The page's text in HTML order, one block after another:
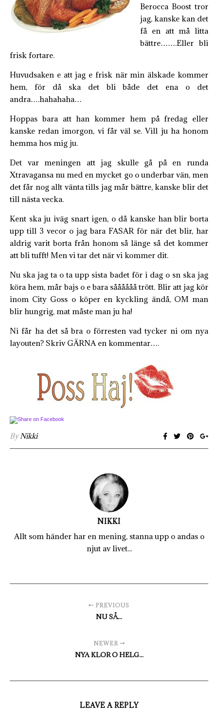
Berocca Boost tror
jag, kanske kan det
få en att må litta
bättre…….Eller bli
frisk fortare.
Huvudsaken e att jag e frisk när min älskade kommer
hem, för då ska det bli både det ena o det
andra….hahahaha…
Hoppas bara att han kommer hem på fredag eller
kanske redan imorgon, vi får väl se. Vill ju ha honom
hemma hos mig ju.
Det var meningen att jag skulle gå på en runda
Xtravagansa nu med en mycket go o underbar vän, men
det får nog allt vänta tills jag mår bättre, kanske blir det
till nästa vecka.
Kent ska ju iväg snart igen, o då kanske han blir borta
upp till 3 vecor o jag bara FASAR för när det blir, har
aldrig varit borta från honom så länge så det kommer
att bli tufft! Men vi tar det när vi kommer dit.
Nu ska jag ta o ta upp sista badet för i dag o sn ska jag
köra hem, mår bajs o e bara såååååå trött. Blir att jag kör
inom City Goss o köper en kyckling ändå, OM man
blir hungrig, mat måste man ju ha!
Ni får ha det så bra o förresten vad tycker ni om nya
layouten? Skriv GÄRNA en kommentar….
ByNikki
NIKKI
Allt som händer har en mening, stanna upp o andas o
njut av livet...
PREVIOUS
NU SÅ...
NEWER
NYA KLOR O HELG...
LEAVE A REPLY